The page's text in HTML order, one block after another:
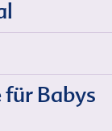
Babys